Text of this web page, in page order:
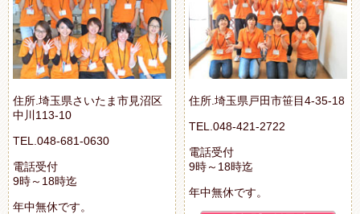
住所.埼玉県さいたま市見沼区
中川113-10
TEL.048-681-0630
電話受付
9時～18時迄
年中無休です。
住所.埼玉県戸田市笹目4-35-18
TEL.048-421-2722
電話受付
9時～18時迄
年中無休です。